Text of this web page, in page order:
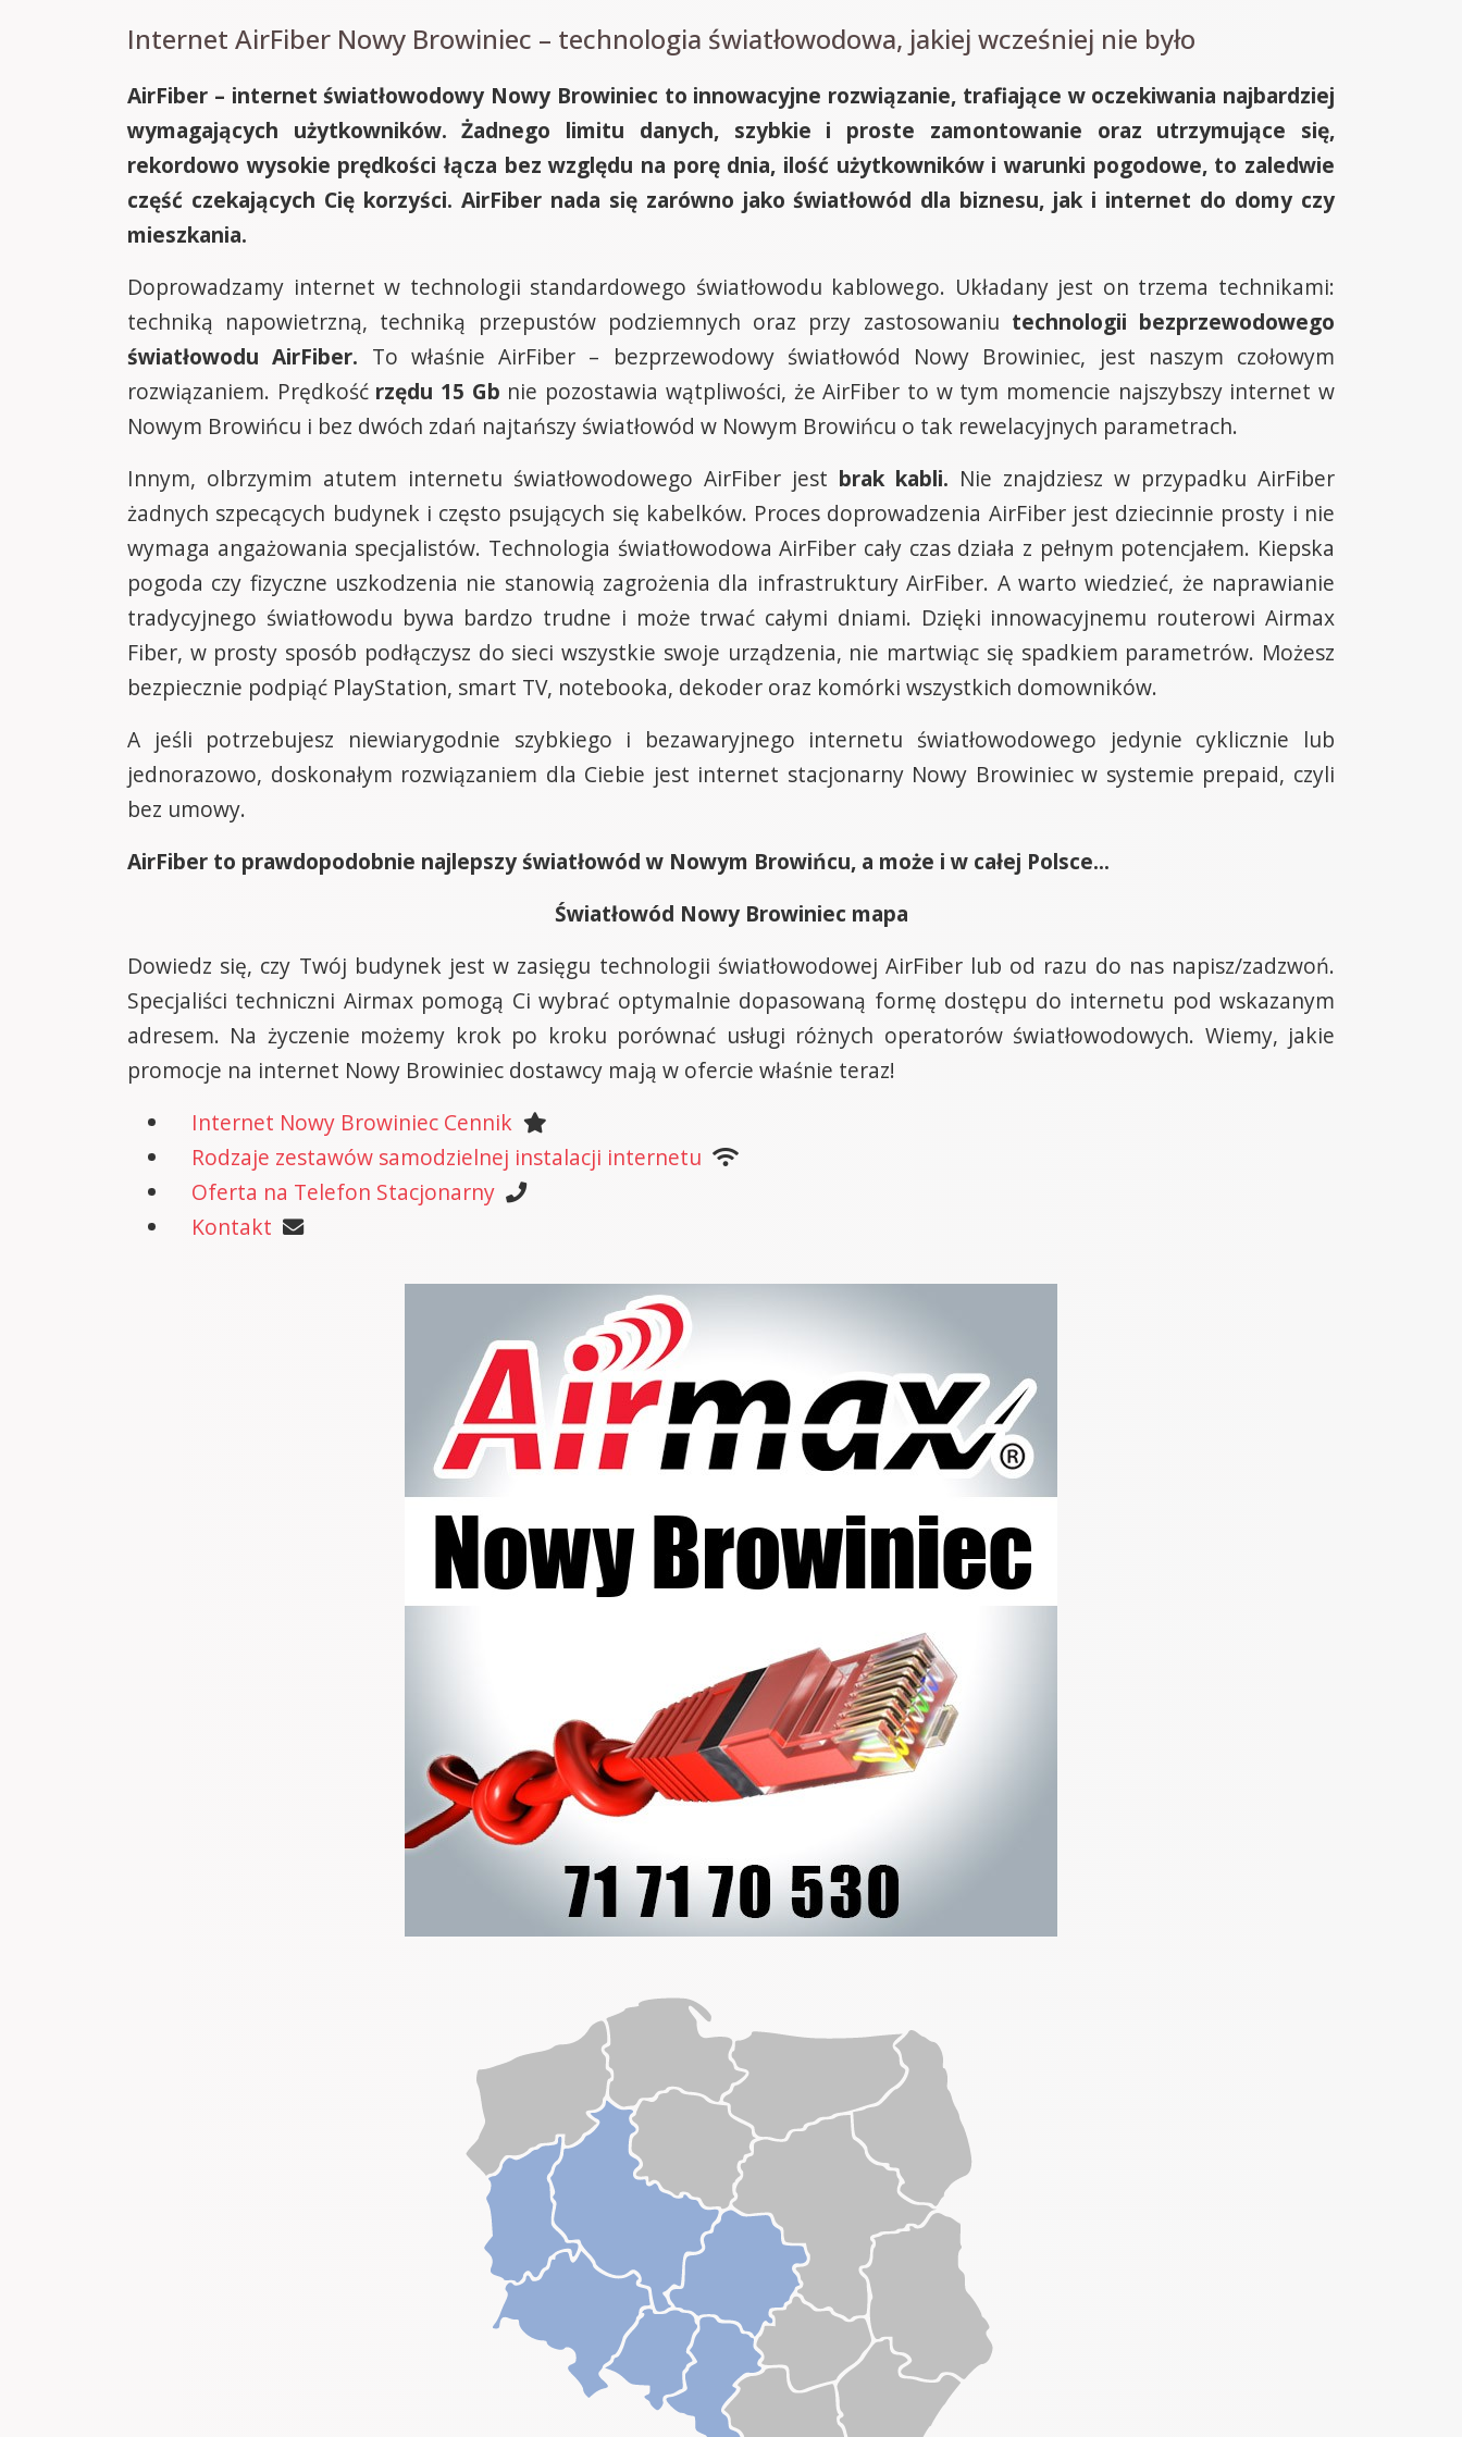
Internet AirFiber Nowy Browiniec – technologia światłowodowa, jakiej wcześniej nie było
AirFiber – internet światłowodowy Nowy Browiniec to innowacyjne rozwiązanie, trafiające w oczekiwania najbardziej
wymagających użytkowników. Żadnego limitu danych, szybkie i proste zamontowanie oraz utrzymujące się,
rekordowo wysokie prędkości łącza bez względu na porę dnia, ilość użytkowników i warunki pogodowe, to zaledwie
część czekających Cię korzyści. AirFiber nada się zarówno jako światłowód dla biznesu, jak i internet do domy czy
mieszkania.
Doprowadzamy internet w technologii standardowego światłowodu kablowego. Układany jest on trzema technikami:
techniką napowietrzną, techniką przepustów podziemnych oraz przy zastosowaniu technologii bezprzewodowego
światłowodu AirFiber. To właśnie AirFiber – bezprzewodowy światłowód Nowy Browiniec, jest naszym czołowym
rozwiązaniem. Prędkość rzędu 15 Gb nie pozostawia wątpliwości, że AirFiber to w tym momencie najszybszy internet w
Nowym Browińcu i bez dwóch zdań najtańszy światłowód w Nowym Browińcu o tak rewelacyjnych parametrach.
Innym, olbrzymim atutem internetu światłowodowego AirFiber jest brak kabli. Nie znajdziesz w przypadku AirFiber
żadnych szpecących budynek i często psujących się kabelków. Proces doprowadzenia AirFiber jest dziecinnie prosty i nie
wymaga angażowania specjalistów. Technologia światłowodowa AirFiber cały czas działa z pełnym potencjałem. Kiepska
pogoda czy fizyczne uszkodzenia nie stanowią zagrożenia dla infrastruktury AirFiber. A warto wiedzieć, że naprawianie
tradycyjnego światłowodu bywa bardzo trudne i może trwać całymi dniami. Dzięki innowacyjnemu routerowi Airmax
Fiber, w prosty sposób podłączysz do sieci wszystkie swoje urządzenia, nie martwiąc się spadkiem parametrów. Możesz
bezpiecznie podpiąć PlayStation, smart TV, notebooka, dekoder oraz komórki wszystkich domowników.
A jeśli potrzebujesz niewiarygodnie szybkiego i bezawaryjnego internetu światłowodowego jedynie cyklicznie lub
jednorazowo, doskonałym rozwiązaniem dla Ciebie jest internet stacjonarny Nowy Browiniec w systemie prepaid, czyli
bez umowy.
AirFiber to prawdopodobnie najlepszy światłowód w Nowym Browińcu, a może i w całej Polsce...
Światłowód Nowy Browiniec mapa
Dowiedz się, czy Twój budynek jest w zasięgu technologii światłowodowej AirFiber lub od razu do nas napisz/zadzwoń.
Specjaliści techniczni Airmax pomogą Ci wybrać optymalnie dopasowaną formę dostępu do internetu pod wskazanym
adresem. Na życzenie możemy krok po kroku porównać usługi różnych operatorów światłowodowych. Wiemy, jakie
promocje na internet Nowy Browiniec dostawcy mają w ofercie właśnie teraz!
Internet Nowy Browiniec Cennik
Rodzaje zestawów samodzielnej instalacji internetu
Oferta na Telefon Stacjonarny
Kontakt